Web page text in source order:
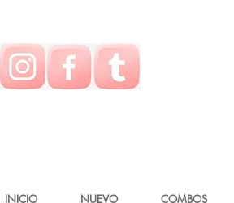
INICIO NUEVO COMBOS